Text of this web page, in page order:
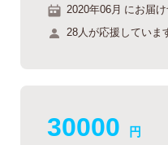
2020年06月 にお届け
28人が応援していま
30000 円